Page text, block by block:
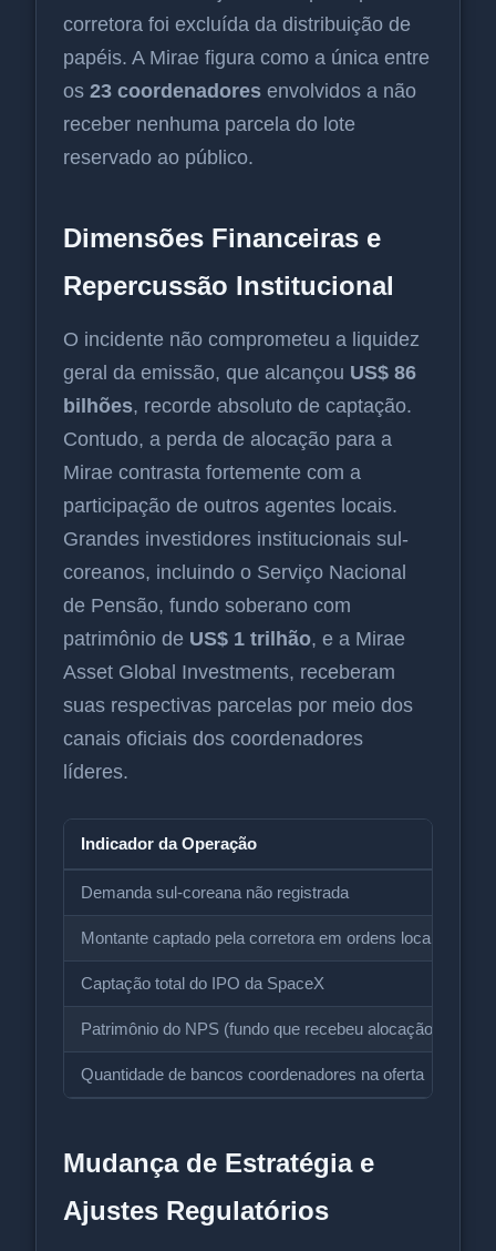
corretora foi excluída da distribuição de
papéis. A Mirae figura como a única entre
os 23 coordenadores envolvidos a não
receber nenhuma parcela do lote
reservado ao público.
Dimensões Financeiras e
Repercussão Institucional
O incidente não comprometeu a liquidez
geral da emissão, que alcançou US$ 86
bilhões, recorde absoluto de captação.
Contudo, a perda de alocação para a
Mirae contrasta fortemente com a
participação de outros agentes locais.
Grandes investidores institucionais sul-
coreanos, incluindo o Serviço Nacional
de Pensão, fundo soberano com
patrimônio de US$ 1 trilhão, e a Mirae
Asset Global Investments, receberam
suas respectivas parcelas por meio dos
canais oficiais dos coordenadores
líderes.
Indicador da Operação
Demanda sul-coreana não registrada
Montante captado pela corretora em ordens locais
Captação total do IPO da SpaceX
Patrimônio do NPS (fundo que recebeu alocação)
Quantidade de bancos coordenadores na oferta
Mudança de Estratégia e
Ajustes Regulatórios